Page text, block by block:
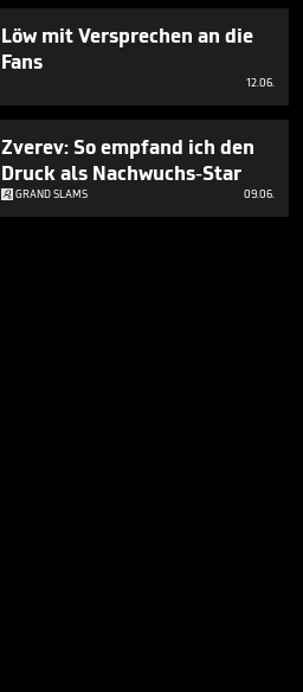
Löw mit Versprechen an die
Fans
12.06.
Zverev: So empfand ich den
Druck als Nachwuchs-Star
GRAND SLAMS 09.06.